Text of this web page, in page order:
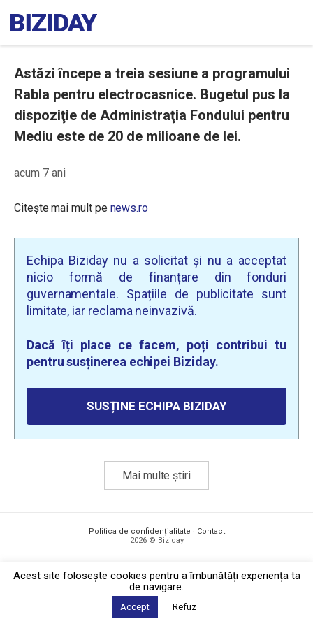
Astăzi începe a treia sesiune a programului
Rabla pentru electrocasnice. Bugetul pus la
dispoziţie de Administraţia Fondului pentru
Mediu este de 20 de milioane de lei.
acum 7 ani
Citește mai mult pe news.ro
Echipa Biziday nu a solicitat și nu a acceptat
nicio formă de finanțare din fonduri
guvernamentale. Spațiile de publicitate sunt
limitate, iar reclama neinvazivă.
Dacă îți place ce facem, poți contribui tu
pentru susținerea echipei Biziday.
SUSȚINE ECHIPA BIZIDAY
Mai multe știri
Politica de confidențialitate · Contact
2026 © Biziday
Acest site foloseşte cookies pentru a îmbunătăți experiența ta
de navigare.
Accept Refuz